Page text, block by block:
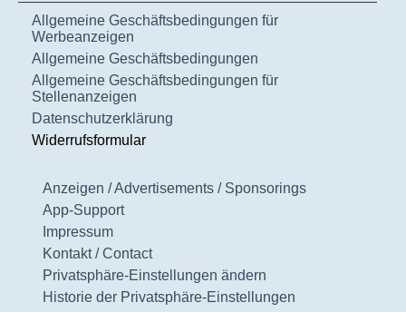
Allgemeine Geschäftsbedingungen für
Werbeanzeigen
Allgemeine Geschäftsbedingungen
Allgemeine Geschäftsbedingungen für
Stellenanzeigen
Datenschutzerklärung
Widerrufsformular
Anzeigen / Advertisements / Sponsorings
App-Support
Impressum
Kontakt / Contact
Privatsphäre-Einstellungen ändern
Historie der Privatsphäre-Einstellungen